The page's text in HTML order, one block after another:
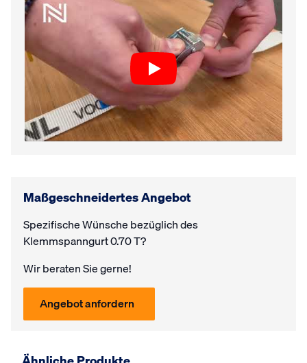
Maßgeschneidertes Angebot
Spezifische Wünsche bezüglich des
Klemmspanngurt 0.70 T?
Wir beraten Sie gerne!
Angebot anfordern